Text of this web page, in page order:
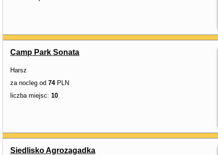
Camp Park Sonata
Harsz
za nocleg od 74PLN
liczba miejsc: 10
Siedlisko Agrozagadka